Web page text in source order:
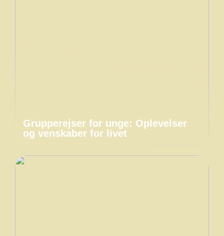
Grupperejser for unge: Oplevelser
og venskaber for livet